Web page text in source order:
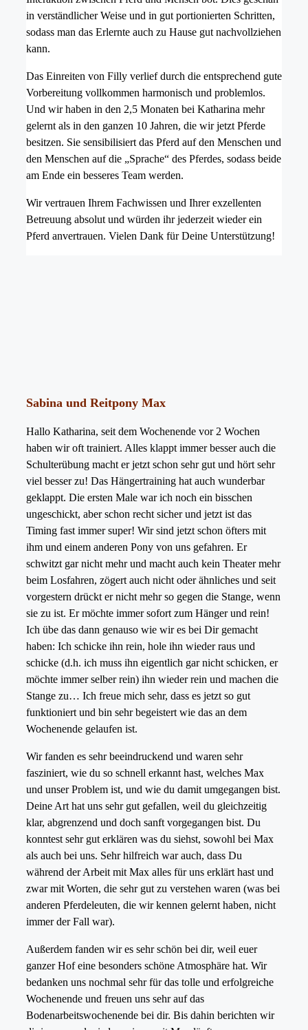
in verständlicher Weise und in gut portionierten Schritten,
sodass man das Erlernte auch zu Hause gut nachvollziehen
kann.
Das Einreiten von Filly verlief durch die entsprechend gute
Vorbereitung vollkommen harmonisch und problemlos.
Und wir haben in den 2,5 Monaten bei Katharina mehr
gelernt als in den ganzen 10 Jahren, die wir jetzt Pferde
besitzen. Sie sensibilisiert das Pferd auf den Menschen und
den Menschen auf die „Sprache“ des Pferdes, sodass beide
am Ende ein besseres Team werden.
Wir vertrauen Ihrem Fachwissen und Ihrer exzellenten
Betreuung absolut und würden ihr jederzeit wieder ein
Pferd anvertrauen. Vielen Dank für Deine Unterstützung!
Sabina und Reitpony Max
Hallo Katharina, seit dem Wochenende vor 2 Wochen
haben wir oft trainiert. Alles klappt immer besser auch die
Schulterübung macht er jetzt schon sehr gut und hört sehr
viel besser zu! Das Hängertraining hat auch wunderbar
geklappt. Die ersten Male war ich noch ein bisschen
ungeschickt, aber schon recht sicher und jetzt ist das
Timing fast immer super! Wir sind jetzt schon öfters mit
ihm und einem anderen Pony von uns gefahren. Er
schwitzt gar nicht mehr und macht auch kein Theater mehr
beim Losfahren, zögert auch nicht oder ähnliches und seit
vorgestern drückt er nicht mehr so gegen die Stange, wenn
sie zu ist. Er möchte immer sofort zum Hänger und rein!
Ich übe das dann genauso wie wir es bei Dir gemacht
haben: Ich schicke ihn rein, hole ihn wieder raus und
schicke (d.h. ich muss ihn eigentlich gar nicht schicken, er
möchte immer selber rein) ihn wieder rein und machen die
Stange zu… Ich freue mich sehr, dass es jetzt so gut
funktioniert und bin sehr begeistert wie das an dem
Wochenende gelaufen ist.
Wir fanden es sehr beeindruckend und waren sehr
fasziniert, wie du so schnell erkannt hast, welches Max
und unser Problem ist, und wie du damit umgegangen bist.
Deine Art hat uns sehr gut gefallen, weil du gleichzeitig
klar, abgrenzend und doch sanft vorgegangen bist. Du
konntest sehr gut erklären was du siehst, sowohl bei Max
als auch bei uns. Sehr hilfreich war auch, dass Du
während der Arbeit mit Max alles für uns erklärt hast und
zwar mit Worten, die sehr gut zu verstehen waren (was bei
anderen Pferdeleuten, die wir kennen gelernt haben, nicht
immer der Fall war).
Außerdem fanden wir es sehr schön bei dir, weil euer
ganzer Hof eine besonders schöne Atmosphäre hat. Wir
bedanken uns nochmal sehr für das tolle und erfolgreiche
Wochenende und freuen uns sehr auf das
Bodenarbeitswochenende bei dir. Bis dahin berichten wir